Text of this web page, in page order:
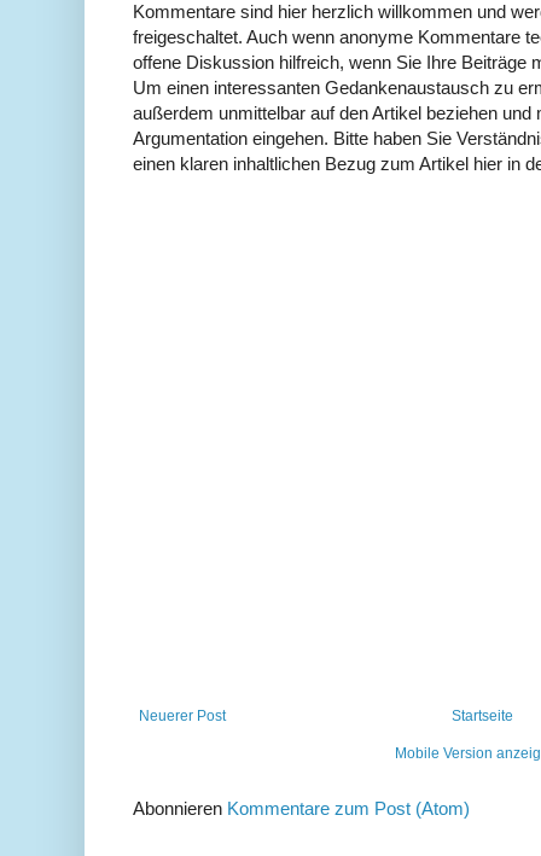
Kommentare sind hier herzlich willkommen und
freigeschaltet. Auch wenn anonyme Kommentare
offene Diskussion hilfreich, wenn Sie Ihre Beiträge
Um einen interessanten Gedankenaustausch zu
außerdem unmittelbar auf den Artikel beziehen und
Argumentation eingehen. Bitte haben Sie
einen klaren inhaltlichen Bezug zum Artikel hier in
Neuerer Post Startseite
Mobile Version
Abonnieren Kommentare zum Post (Atom)